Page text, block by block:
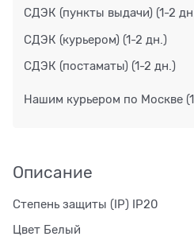
СДЭК (пункты выдачи) (1-2
СДЭК (курьером) (1-2 дн.)
СДЭК (постаматы) (1-2 дн.)
Нашим курьером по Москве
Описание
Степень защиты (IP) IP20
Цвет Белый